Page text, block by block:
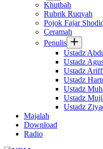
Khutbah
Rubrik Ruqyah
Pojok Fajar
Ceramah
Penulis
Ustadz
Ustadz
Ustadz
Ustadz
Ustadz
Ustadz
Ustadz
Majalah
Download
Radio